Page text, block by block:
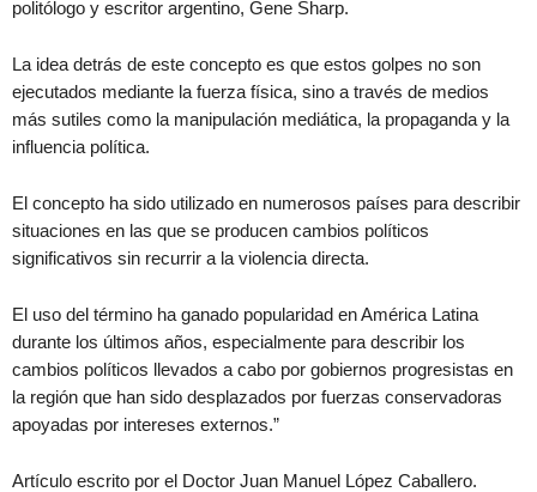
politólogo y escritor argentino, Gene Sharp.
La idea detrás de este concepto es que estos golpes no son
ejecutados mediante la fuerza física, sino a través de medios
más sutiles como la manipulación mediática, la propaganda y la
influencia política.
El concepto ha sido utilizado en numerosos países para describir
situaciones en las que se producen cambios políticos
significativos sin recurrir a la violencia directa.
El uso del término ha ganado popularidad en América Latina
durante los últimos años, especialmente para describir los
cambios políticos llevados a cabo por gobiernos progresistas en
la región que han sido desplazados por fuerzas conservadoras
apoyadas por intereses externos.”
Artículo escrito por el Doctor Juan Manuel López Caballero.